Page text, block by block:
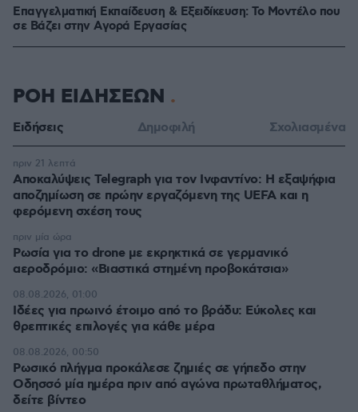
Επαγγελματική Εκπαίδευση & Εξειδίκευση: Το Mοντέλο που
σε Bάζει στην Aγορά Eργασίας
ΡΟΗ ΕΙΔΗΣΕΩΝ
Ειδήσεις Δημοφιλή Σχολιασμένα
Αποκαλύψεις Telegraph για τον Ινφαντίνο: Η εξαψήφια
αποζημίωση σε πρώην εργαζόμενη της UEFA και η
φερόμενη σχέση τους
πριν 21 λεπτά
Ρωσία για το drone με εκρηκτικά σε γερμανικό
αεροδρόμιο: «Βιαστικά στημένη προβοκάτσια»
πριν μία ώρα
Ιδέες για πρωινό έτοιμο από το βράδυ: Εύκολες και
θρεπτικές επιλογές για κάθε μέρα
08.08.2026, 01:00
Ρωσικό πλήγμα προκάλεσε ζημιές σε γήπεδο στην
Οδησσό μία ημέρα πριν από αγώνα πρωταθλήματος,
δείτε βίντεο
08.08.2026, 00:50